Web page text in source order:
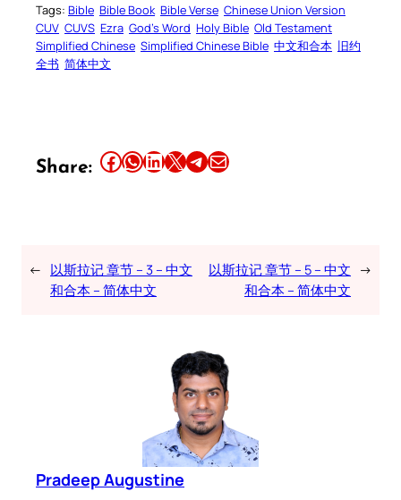
Tags: Bible Bible Book Bible Verse Chinese Union Version
CUV CUVS Ezra God’s Word Holy Bible Old Testament
Simplified Chinese Simplified Chinese Bible 中文和合本 旧约
全书 简体中文
Share: Share this article on Facebook Share this article on WhatsApp Share this article on LinkedIn Share this article on X Share this article on TelegramEmail this Article
← 以斯拉记 章节 – 3 – 中文
和合本 – 简体中文
以斯拉记 章节 – 5 – 中文
和合本 – 简体中文
→
Pradeep Augustine